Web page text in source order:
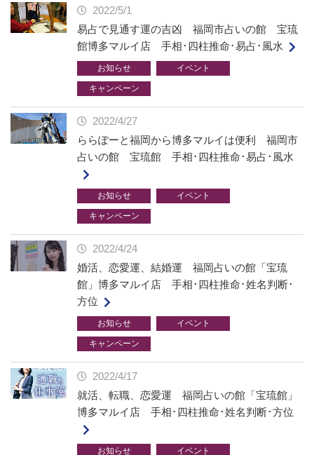
2022/5/1
易占で見通す運の吉凶 福岡市占いの館 宝琉
館博多マルイ店 手相･四柱推命･易占･風水
お知らせ イベント
キャンペーン
2022/4/27
ららぽーと福岡から博多マルイは便利 福岡市
占いの館 宝琉館 手相･四柱推命･易占･風水
お知らせ イベント
キャンペーン
2022/4/24
婚活、恋愛運、結婚運 福岡占いの館「宝琉
館」博多マルイ店 手相･四柱推命･姓名判断･
方位
お知らせ イベント
キャンペーン
2022/4/17
就活、転職、恋愛運 福岡占いの館「宝琉館」
博多マルイ店 手相･四柱推命･姓名判断･方位
お知らせ イベント